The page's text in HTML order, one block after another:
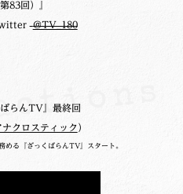
83回）』
@TV_180
らんTV』最終回
ナクロスティック ）
る『ざっくばらんTV』スタート。